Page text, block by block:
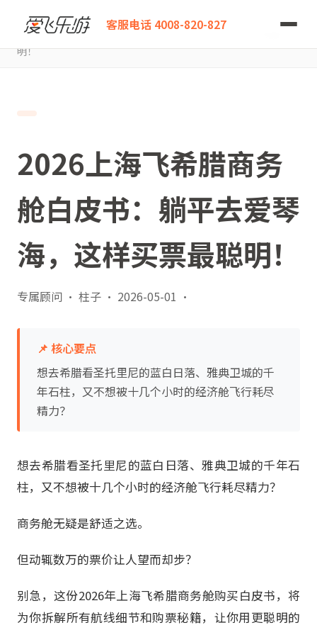
客服电话 4008-820-827
爱飞乐游
2026上海飞希腊商务舱白皮书：躺平去爱琴海，这样买票最聪
明！
2026上海飞希腊商务
舱白皮书：躺平去爱琴
海，这样买票最聪明！
专属顾问 · 柱子 · 2026-05-01 ·
📌 核心要点
想去希腊看圣托里尼的蓝白日落、雅典卫城的千
年石柱，又不想被十几个小时的经济舱飞行耗尽
精力？
想去希腊看圣托里尼的蓝白日落、雅典卫城的千年石
柱，又不想被十几个小时的经济舱飞行耗尽精力？
商务舱无疑是舒适之选。
但动辄数万的票价让人望而却步？
别急，这份2026年上海飞希腊商务舱购买白皮书，将
为你拆解所有航线细节和购票秘籍，让你用更聪明的